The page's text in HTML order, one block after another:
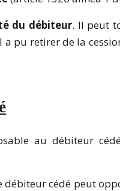
du débiteur. Il peut
pu retirer de la
au débiteur
débiteur cédé peut